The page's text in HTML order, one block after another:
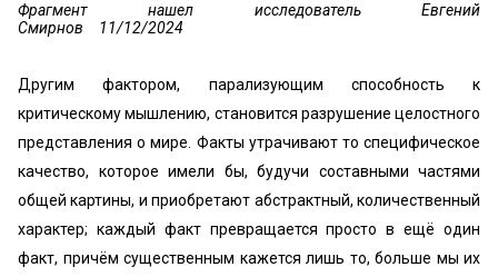
Фрагмент нашел исследователь Евгений
Смирнов
11/12/2024
Другим фактором, парализующим способность к
критическому мышлению, становится разрушение целостного
представления о мире. Факты утрачивают то специфическое
качество, которое имели бы, будучи составными частями
общей картины, и приобретают абстрактный, количественный
характер; каждый факт превращается просто в ещё один
факт, причём существенным кажется лишь то, больше мы их